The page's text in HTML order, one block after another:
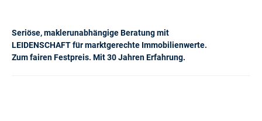
Seriöse, maklerunabhängige Beratung mit
LEIDENSCHAFT für marktgerechte Immobilienwerte.
Zum fairen Festpreis. Mit 30 Jahren Erfahrung.